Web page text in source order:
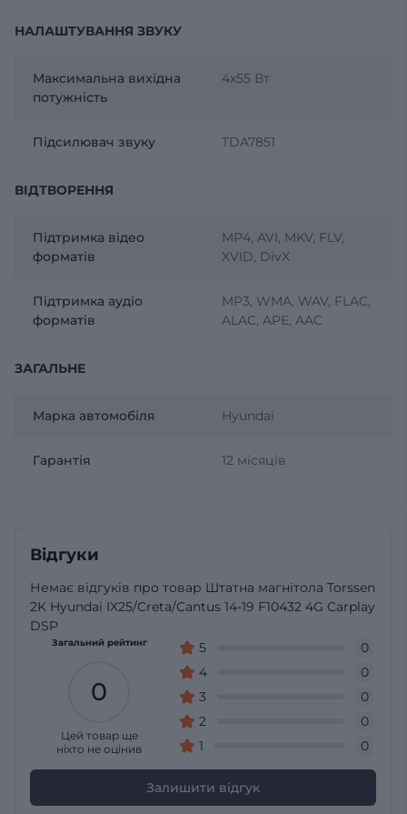
НАЛАШТУВАННЯ ЗВУКУ
Максимальна вихідна
потужність
4х55 Вт
Підсилювач звуку TDA7851
ВІДТВОРЕННЯ
Підтримка відео
форматів
MP4, AVI, MKV, FLV,
XVID, DivX
Підтримка аудіо
форматів
MP3, WMA, WAV, FLAC,
ALAC, APE, AAC
ЗАГАЛЬНЕ
Марка автомобіля Hyundai
Гарантія 12 місяців
Відгуки
Немає відгуків про товар Штатна магнітола Torssen
2K Hyundai IX25/Creta/Cantus 14-19 F10432 4G Carplay
DSP
Загальний рейтинг
0
Цей товар ще
ніхто не оцінив
5
0
4
0
3
0
2
0
1
0
Залишити відгук